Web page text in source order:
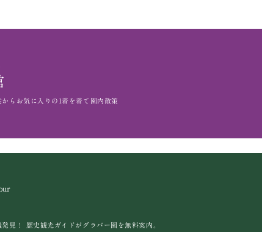
ら お気に入りの1着を着て園内散策
発見！ 歴史観光ガイドがグラバー園を無料案内。